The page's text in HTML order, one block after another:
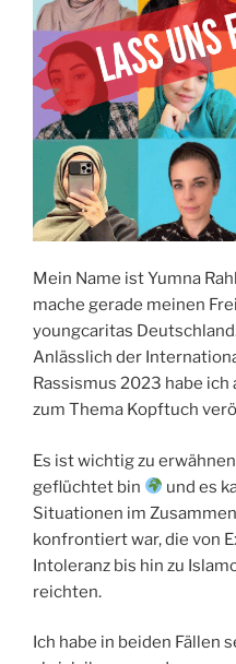
Mein Name ist Yumna
mache gerade meinen
youngcaritas
Anlässlich der
Rassismus 2023 habe
zum Thema Kopftuch
Es ist wichtig zu
geflüchtet bin
und es
Situationen im
konfrontiert war, die von
Intoleranz bis hin zu
reichten.
Ich habe in beiden Fällen